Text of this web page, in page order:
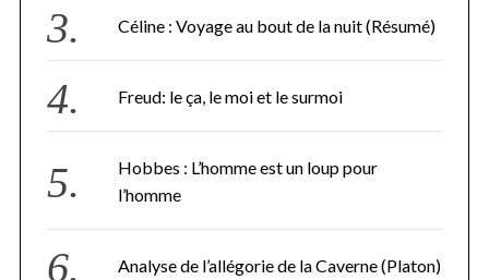
Céline : Voyage au bout de la nuit (Résumé)
Freud: le ça, le moi et le surmoi
Hobbes : L’homme est un loup pour
l’homme
Analyse de l’allégorie de la Caverne (Platon)